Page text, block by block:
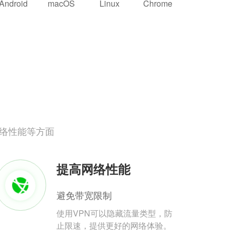
macOS Linux Chrome
性能等方面
提高网络性能
避免带宽限制
使用VPN可以隐藏流量类型，防
止限速，提供更好的网络体验。